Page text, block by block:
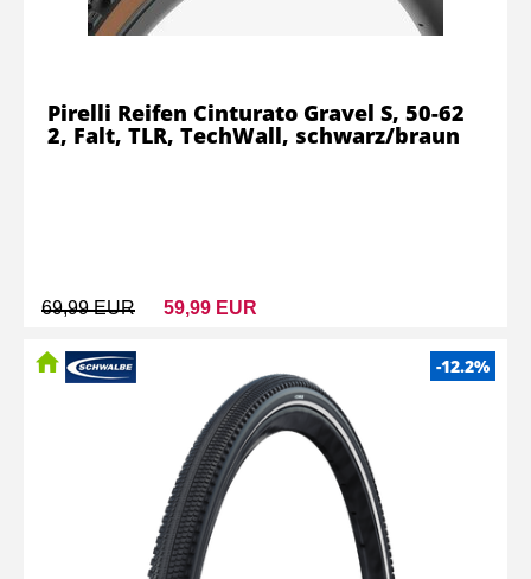
69,99 EUR 59,99 EUR
Pirelli Reifen Cinturato Gravel S, 50-62
2, Falt, TLR, TechWall, schwarz/braun
-12.2%